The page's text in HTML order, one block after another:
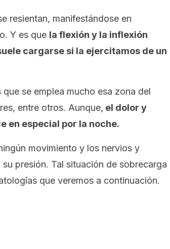
resientan, manifestándose en
Y es que la flexión y la inflexión
cargarse si la ejercitamos de un
se emplea mucho esa zona del
entre otros. Aunque, el dolor y
en especial por la noche.
movimiento y los nervios y
presión. Tal situación de sobrecarga
que veremos a continuación.